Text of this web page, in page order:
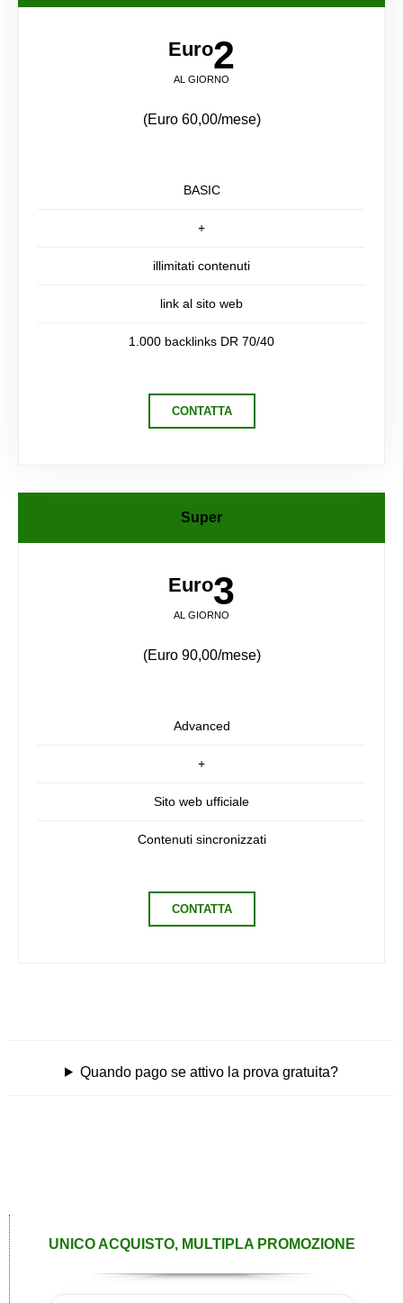
Euro2
AL GIORNO
(Euro 60,00/mese)
BASIC
+
illimitati contenuti
link al sito web
1.000 backlinks DR 70/40
CONTATTA
Super
Euro3
AL GIORNO
(Euro 90,00/mese)
Advanced
+
Sito web ufficiale
Contenuti sincronizzati
CONTATTA
Quando pago se attivo la prova gratuita?
UNICO ACQUISTO, MULTIPLA PROMOZIONE